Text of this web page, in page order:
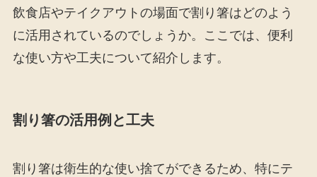
飲食店やテイクアウトの場面で割り箸はどのよう
に活用されているのでしょうか。ここでは、便利
な使い方や工夫について紹介します。
割り箸の活用例と工夫
割り箸は衛生的な使い捨てができるため、特にテ